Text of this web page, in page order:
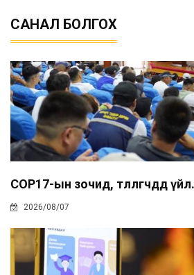
САНАЛ БОЛГОХ
COP17-ын зочид, төлөөлөгчдөд
2026/08/07